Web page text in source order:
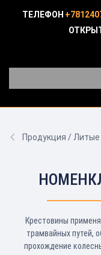
ТЕЛЕФОН
Продукция /
Крестовины
трамвайных путей,
прохождение